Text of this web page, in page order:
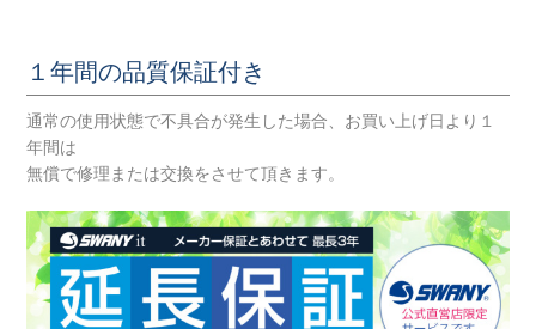
１年間の品質保証付き
通常の使用状態で不具合が発生した場合、お買い上げ日より１
年間は
無償で修理または交換をさせて頂きます。